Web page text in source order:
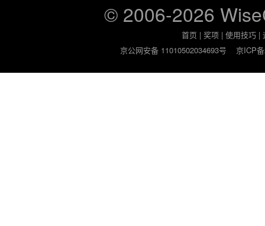
© 2006-2026
首页 |奖项 |使用技巧 |
京公网安备 11010502034693号
京ICP